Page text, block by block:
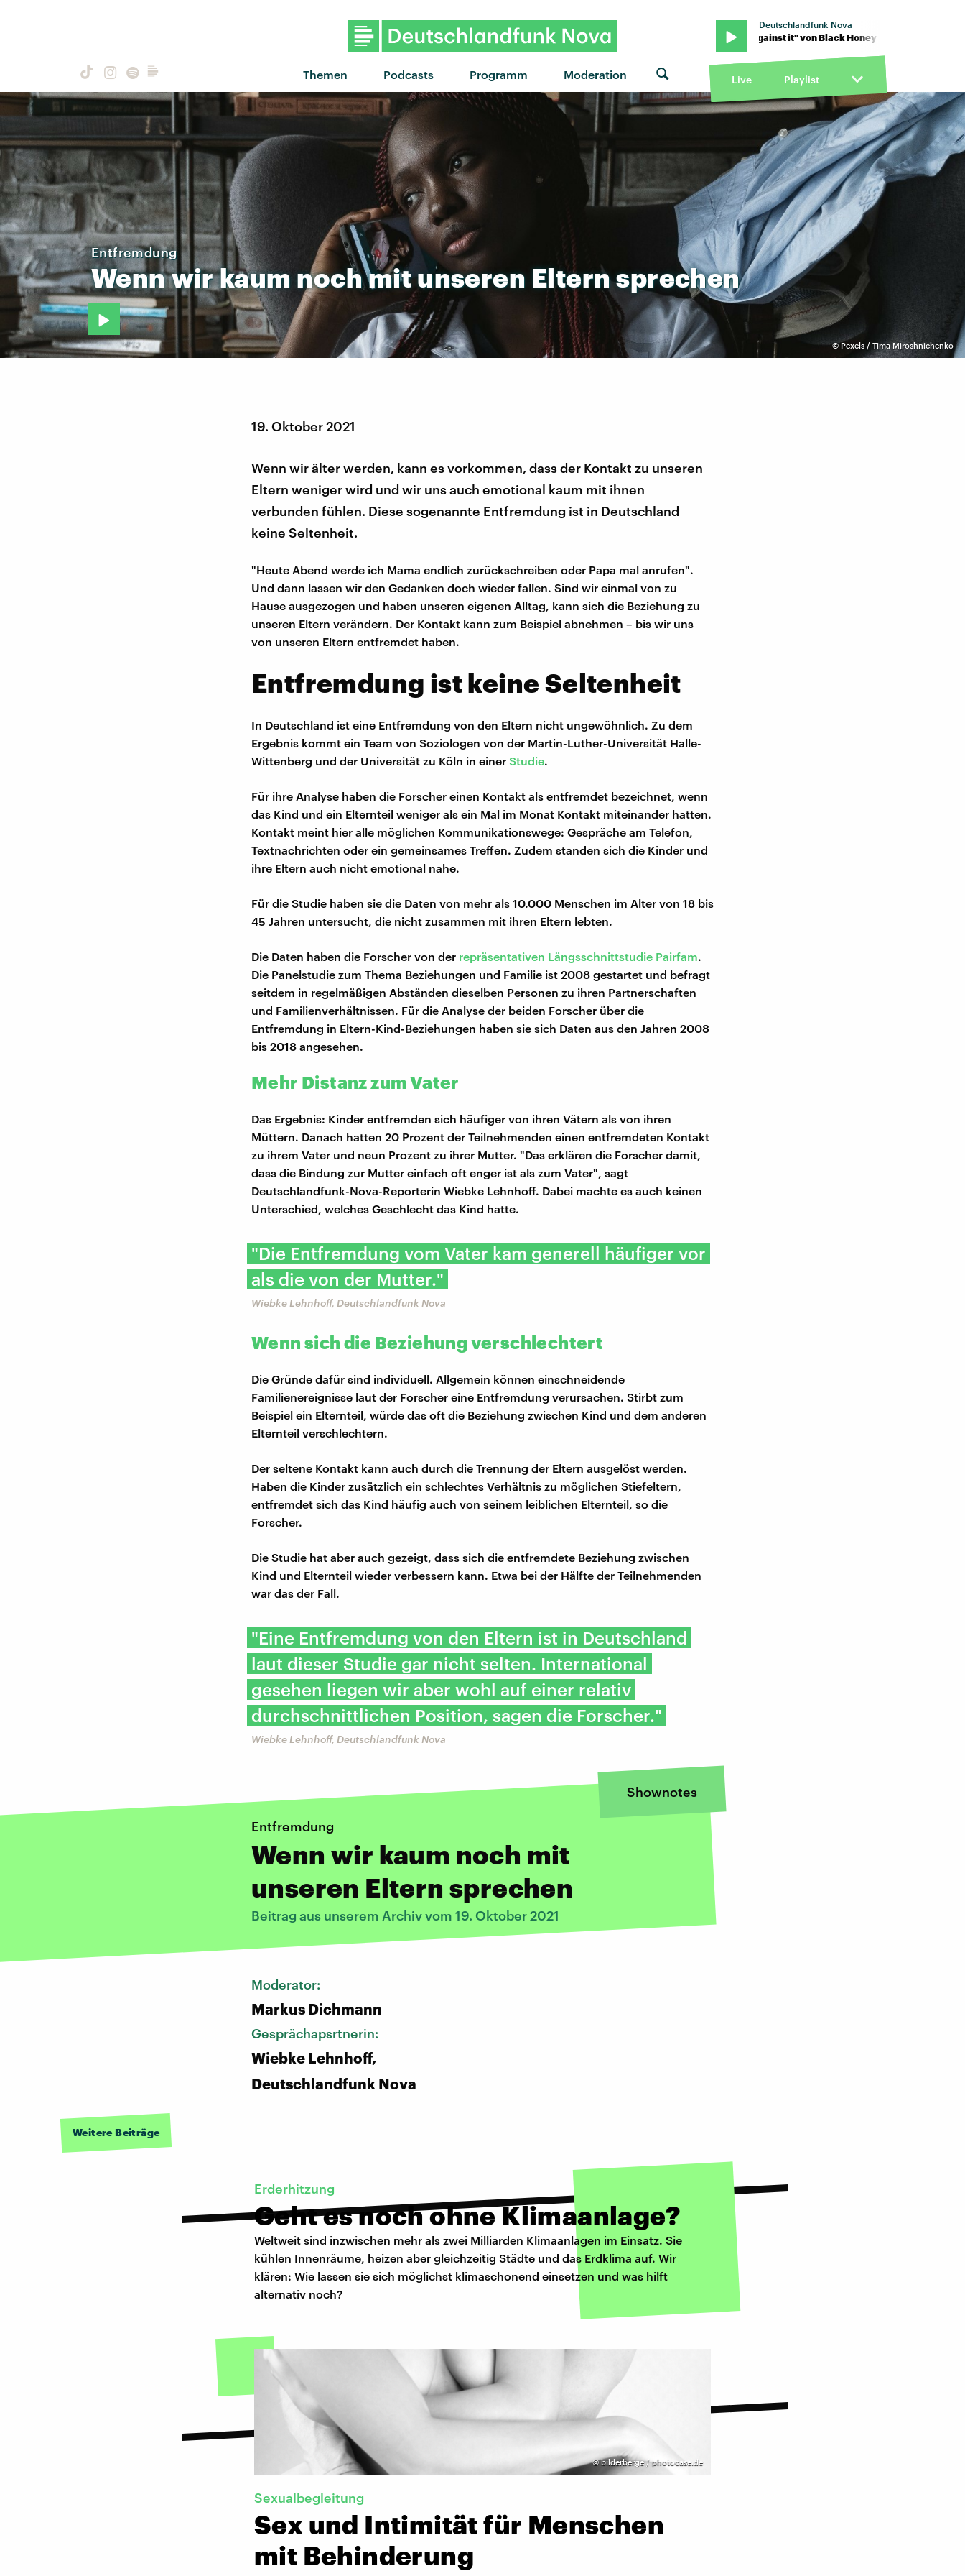
Themen Podcasts Programm Moderation
Deutschlandfunk Nova
"Up against it" von Black Honey · "Up against it" von Black Honey · "Up against it" von Black
Live Playlist
©Pexels / Tima Miroshnichenko
Entfremdung
Wennwirkaum nochmitunseren Elternsprechen
19. Oktober 2021
Wenn wir älter werden, kann es vorkommen, dass der Kontakt zu unseren
Eltern weniger wird und wir uns auch emotional kaum mit ihnen
verbunden fühlen. Diese sogenannte Entfremdung ist in Deutschland
keine Seltenheit.
"Heute Abend werde ich Mama endlich zurückschreiben oder Papa mal anrufen".
Und dann lassen wir den Gedanken doch wieder fallen. Sind wir einmal von zu
Hause ausgezogen und haben unseren eigenen Alltag, kann sich die Beziehung zu
unseren Eltern verändern. Der Kontakt kann zum Beispiel abnehmen – bis wir uns
von unseren Eltern entfremdet haben.
Entfremdung ist keine Seltenheit
In Deutschland ist eine Entfremdung von den Eltern nicht ungewöhnlich. Zu dem
Ergebnis kommt ein Team von Soziologen von der Martin-Luther-Universität Halle-
Wittenberg und der Universität zu Köln in einer Studie.
Für ihre Analyse haben die Forscher einen Kontakt als entfremdet bezeichnet, wenn
das Kind und ein Elternteil weniger als ein Mal im Monat Kontakt miteinander hatten.
Kontakt meint hier alle möglichen Kommunikationswege: Gespräche am Telefon,
Textnachrichten oder ein gemeinsames Treffen. Zudem standen sich die Kinder und
ihre Eltern auch nicht emotional nahe.
Für die Studie haben sie die Daten von mehr als 10.000 Menschen im Alter von 18 bis
45 Jahren untersucht, die nicht zusammen mit ihren Eltern lebten.
Die Daten haben die Forscher von der repräsentativen Längsschnittstudie Pairfam.
Die Panelstudie zum Thema Beziehungen und Familie ist 2008 gestartet und befragt
seitdem in regelmäßigen Abständen dieselben Personen zu ihren Partnerschaften
und Familienverhältnissen. Für die Analyse der beiden Forscher über die
Entfremdung in Eltern-Kind-Beziehungen haben sie sich Daten aus den Jahren 2008
bis 2018 angesehen.
Mehr Distanz zum Vater
Das Ergebnis: Kinder entfremden sich häufiger von ihren Vätern als von ihren
Müttern. Danach hatten 20 Prozent der Teilnehmenden einen entfremdeten Kontakt
zu ihrem Vater und neun Prozent zu ihrer Mutter. "Das erklären die Forscher damit,
dass die Bindung zur Mutter einfach oft enger ist als zum Vater", sagt
Deutschlandfunk-Nova-Reporterin Wiebke Lehnhoff. Dabei machte es auch keinen
Unterschied, welches Geschlecht das Kind hatte.
"Die Entfremdung vom Vater kam generell häufiger vor
als die von der Mutter."
Wiebke Lehnhoff, Deutschlandfunk Nova
Wenn sich die Beziehung verschlechtert
Die Gründe dafür sind individuell. Allgemein können einschneidende
Familienereignisse laut der Forscher eine Entfremdung verursachen. Stirbt zum
Beispiel ein Elternteil, würde das oft die Beziehung zwischen Kind und dem anderen
Elternteil verschlechtern.
Der seltene Kontakt kann auch durch die Trennung der Eltern ausgelöst werden.
Haben die Kinder zusätzlich ein schlechtes Verhältnis zu möglichen Stiefeltern,
entfremdet sich das Kind häufig auch von seinem leiblichen Elternteil, so die
Forscher.
Die Studie hat aber auch gezeigt, dass sich die entfremdete Beziehung zwischen
Kind und Elternteil wieder verbessern kann. Etwa bei der Hälfte der Teilnehmenden
war das der Fall.
"Eine Entfremdung von den Eltern ist in Deutschland
laut dieser Studie gar nicht selten. International
gesehen liegen wir aber wohl auf einer relativ
durchschnittlichen Position, sagen die Forscher."
Wiebke Lehnhoff, Deutschlandfunk Nova
Shownotes
Entfremdung
Wenn wir kaum noch mit
unseren Eltern sprechen
Beitrag aus unserem Archiv vom 19. Oktober 2021
Moderator:
Markus Dichmann
Gesprächapsrtnerin:
Wiebke Lehnhoff,
Deutschlandfunk Nova
Weitere Beiträge
Erderhitzung
Geht es noch ohne Klimaanlage?
Weltweit sind inzwischen mehr als zwei Milliarden Klimaanlagen im Einsatz. Sie
kühlen Innenräume, heizen aber gleichzeitig Städte und das Erdklima auf. Wir
klären: Wie lassen sie sich möglichst klimaschonend einsetzen und was hilft
alternativ noch?
©bilderberge / photocase.de
Sexualbegleitung
Sex und Intimität für Menschen
mit Behinderung